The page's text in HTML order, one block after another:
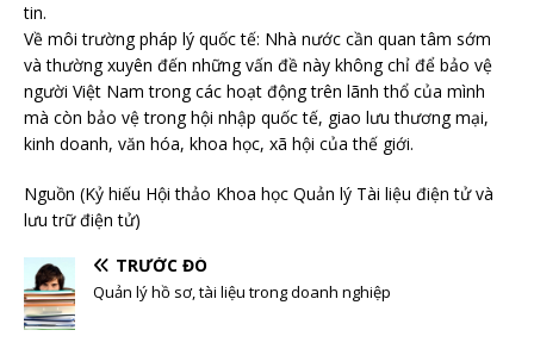
tin.
Về môi trường pháp lý quốc tế: Nhà nước cần quan tâm sớm
và thường xuyên đến những vấn đề này không chỉ để bảo vệ
người Việt Nam trong các hoạt động trên lãnh thổ của mình
mà còn bảo vệ trong hội nhập quốc tế, giao lưu thương mại,
kinh doanh, văn hóa, khoa học, xã hội của thế giới.
Nguồn (Kỷ hiếu Hội thảo Khoa học Quản lý Tài liệu điện tử và
lưu trữ điện tử)
TRƯỚC ĐÓ
Quản lý hồ sơ, tài liệu trong doanh nghiệp